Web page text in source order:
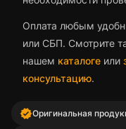
Оплата любым
или СБП. Смотрите
нашем каталоге или
консультацию.
verifiedОригинальная